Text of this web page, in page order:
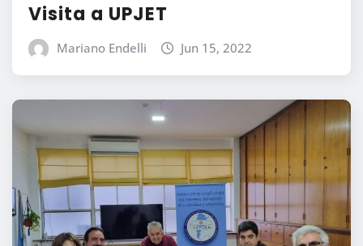
Visita a UPJET
Mariano Endelli Jun 15, 2022